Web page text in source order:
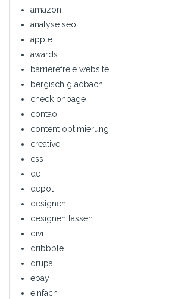
amazon
analyse seo
apple
awards
barrierefreie website
bergisch gladbach
check onpage
contao
content optimierung
creative
css
de
depot
designen
designen lassen
divi
dribbble
drupal
ebay
einfach